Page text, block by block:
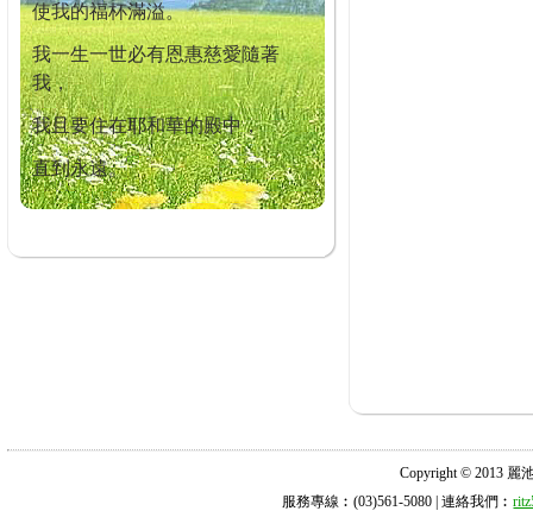
使我的福杯滿溢。
我一生一世必有恩惠慈愛隨著
我，
我且要住在耶和華的殿中，
直到永遠。
Copyright © 2013 麗
服務專線︰(03)561-5080 | 連絡我們︰